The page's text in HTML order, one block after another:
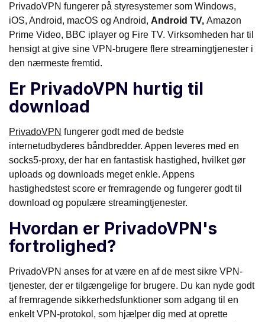
PrivadoVPN fungerer på styresystemer som Windows,
iOS, Android, macOS og Android, Android TV, Amazon
Prime Video, BBC iplayer og Fire TV. Virksomheden har til
hensigt at give sine VPN-brugere flere streamingtjenester i
den nærmeste fremtid.
Er PrivadoVPN hurtig til
download
PrivadoVPN fungerer godt med de bedste
internetudbyderes båndbredder. Appen leveres med en
socks5-proxy, der har en fantastisk hastighed, hvilket gør
uploads og downloads meget enkle. Appens
hastighedstest score er fremragende og fungerer godt til
download og populære streamingtjenester.
Hvordan er PrivadoVPN's
fortrolighed?
PrivadoVPN anses for at være en af de mest sikre VPN-
tjenester, der er tilgængelige for brugere. Du kan nyde godt
af fremragende sikkerhedsfunktioner som adgang til en
enkelt VPN-protokol, som hjælper dig med at oprette